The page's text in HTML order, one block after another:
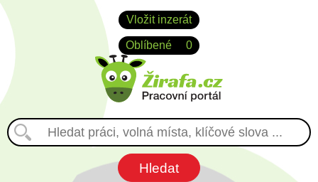
Vložit inzerát
Oblíbené 0